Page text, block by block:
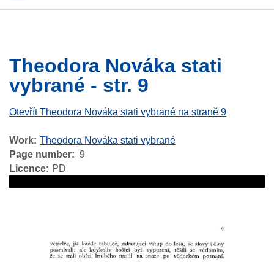
HomeBrowse
Search
About
HelpContactDigitalia
Theodora Nováka stati
vybrané - str. 9
Otevřít Theodora Nováka stati vybrané na straně 9
Work Theodora Nováka stati vybrané
Page number
9
Licence
PD